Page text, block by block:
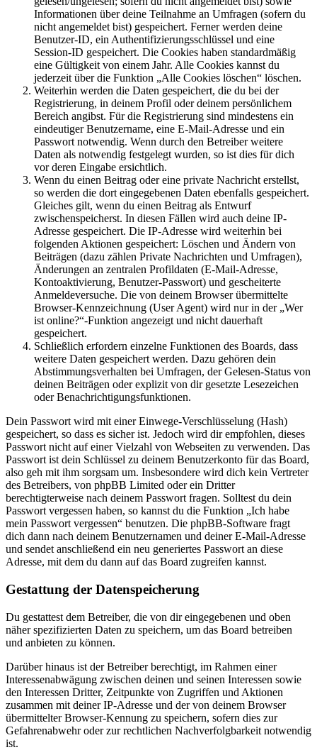
Informationen über deine Teilnahme an Umfragen (sofern du
nicht angemeldet bist) gespeichert. Ferner werden deine
Benutzer-ID, ein Authentifizierungsschlüssel und eine
Session-ID gespeichert. Die Cookies haben standardmäßig
eine Gültigkeit von einem Jahr. Alle Cookies kannst du
jederzeit über die Funktion „Alle Cookies löschen“ löschen.
Weiterhin werden die Daten gespeichert, die du bei der
Registrierung, in deinem Profil oder deinem persönlichem
Bereich angibst. Für die Registrierung sind mindestens ein
eindeutiger Benutzername, eine E-Mail-Adresse und ein
Passwort notwendig. Wenn durch den Betreiber weitere
Daten als notwendig festgelegt wurden, so ist dies für dich
vor deren Eingabe ersichtlich.
Wenn du einen Beitrag oder eine private Nachricht erstellst,
so werden die dort eingegebenen Daten ebenfalls gespeichert.
Gleiches gilt, wenn du einen Beitrag als Entwurf
zwischenspeicherst. In diesen Fällen wird auch deine IP-
Adresse gespeichert. Die IP-Adresse wird weiterhin bei
folgenden Aktionen gespeichert: Löschen und Ändern von
Beiträgen (dazu zählen Private Nachrichten und Umfragen),
Änderungen an zentralen Profildaten (E-Mail-Adresse,
Kontoaktivierung, Benutzer-Passwort) und gescheiterte
Anmeldeversuche. Die von deinem Browser übermittelte
Browser-Kennzeichnung (User Agent) wird nur in der „Wer
ist online?“-Funktion angezeigt und nicht dauerhaft
gespeichert.
Schließlich erfordern einzelne Funktionen des Boards, dass
weitere Daten gespeichert werden. Dazu gehören dein
Abstimmungsverhalten bei Umfragen, der Gelesen-Status von
deinen Beiträgen oder explizit von dir gesetzte Lesezeichen
oder Benachrichtigungsfunktionen.
Dein Passwort wird mit einer Einwege-Verschlüsselung (Hash)
gespeichert, so dass es sicher ist. Jedoch wird dir empfohlen, dieses
Passwort nicht auf einer Vielzahl von Webseiten zu verwenden. Das
Passwort ist dein Schlüssel zu deinem Benutzerkonto für das Board,
also geh mit ihm sorgsam um. Insbesondere wird dich kein Vertreter
des Betreibers, von phpBB Limited oder ein Dritter
berechtigterweise nach deinem Passwort fragen. Solltest du dein
Passwort vergessen haben, so kannst du die Funktion „Ich habe
mein Passwort vergessen“ benutzen. Die phpBB-Software fragt
dich dann nach deinem Benutzernamen und deiner E-Mail-Adresse
und sendet anschließend ein neu generiertes Passwort an diese
Adresse, mit dem du dann auf das Board zugreifen kannst.
Gestattung der Datenspeicherung
Du gestattest dem Betreiber, die von dir eingegebenen und oben
näher spezifizierten Daten zu speichern, um das Board betreiben
und anbieten zu können.
Darüber hinaus ist der Betreiber berechtigt, im Rahmen einer
Interessenabwägung zwischen deinen und seinen Interessen sowie
den Interessen Dritter, Zeitpunkte von Zugriffen und Aktionen
zusammen mit deiner IP-Adresse und der von deinem Browser
übermittelter Browser-Kennung zu speichern, sofern dies zur
Gefahrenabwehr oder zur rechtlichen Nachverfolgbarkeit notwendig
ist.